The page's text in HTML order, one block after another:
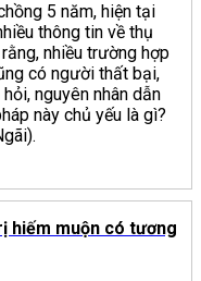
5 năm, hiện tại
thông tin về thụ
nhiều trường hợp
có người thất bại,
nguyên nhân dẫn
này chủ yếu là gì?
hiếm muộn có tương